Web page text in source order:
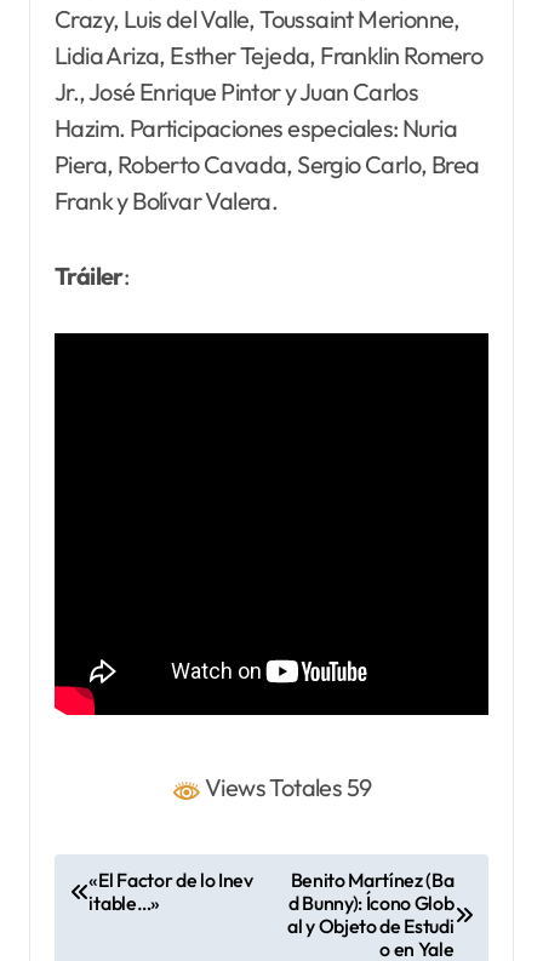
Crazy, Luis del Valle, Toussaint Merionne,
Lidia Ariza, Esther Tejeda, Franklin Romero
Jr., José Enrique Pintor y Juan Carlos
Hazim. Participaciones especiales: Nuria
Piera, Roberto Cavada, Sergio Carlo, Brea
Frank y Bolívar Valera.
Tráiler:
Views Totales 59
«El Factor de lo Inev
itable…»
Benito Martínez (Ba
d Bunny): Ícono Glob
al y Objeto de Estudi
o en Yale